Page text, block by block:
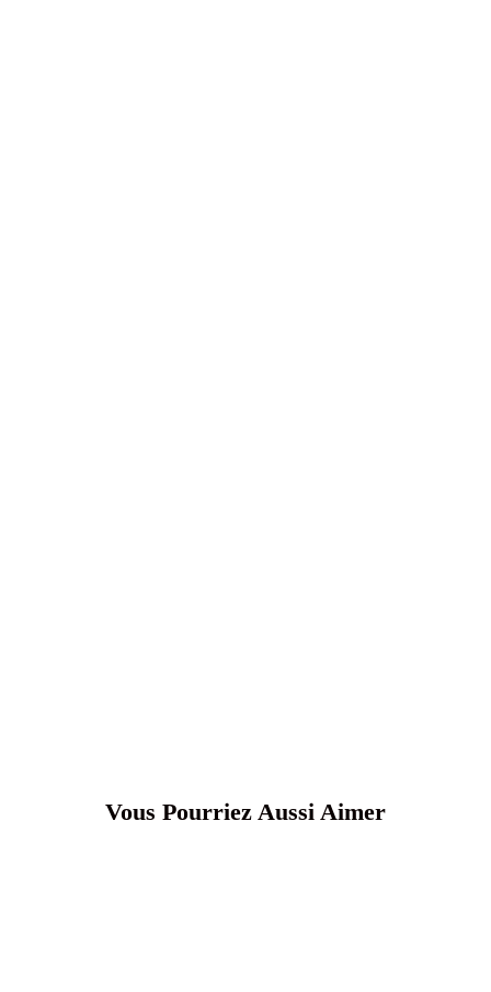
Vous Pourriez Aussi Aimer